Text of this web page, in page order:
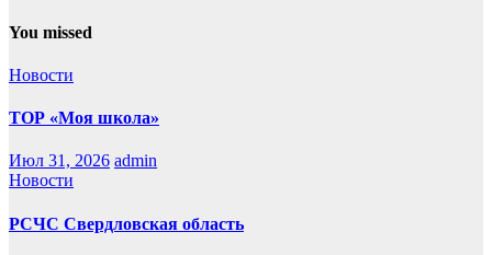
You missed
Новости
ТОР «Моя школа»
Июл 31, 2026 admin
Новости
РСЧС Свердловская область